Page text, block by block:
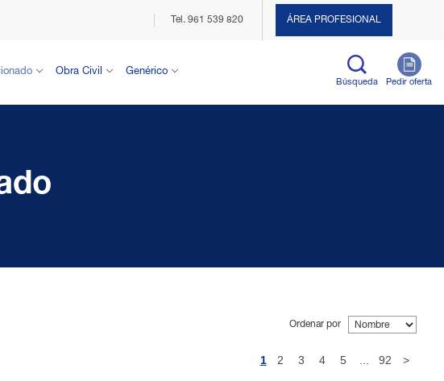
Tel. 961 539 820 ÁREA PROFESIONAL
Obra Civil Genérico
Búsqueda Pedir oferta
Ordenar por
1 2 3 4 5 92 >